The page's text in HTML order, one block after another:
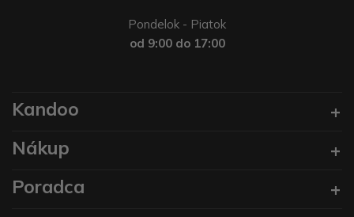
Pondelok - Piatok
od 9:00 do 17:00
Kandoo
Nákup
Poradca